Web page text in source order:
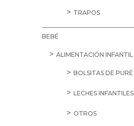
TRAPOS
BEBÉ
ALIMENTACIÓN INFANTIL
BOLSITAS DE PURÉ
LECHES INFANTILES
OTROS